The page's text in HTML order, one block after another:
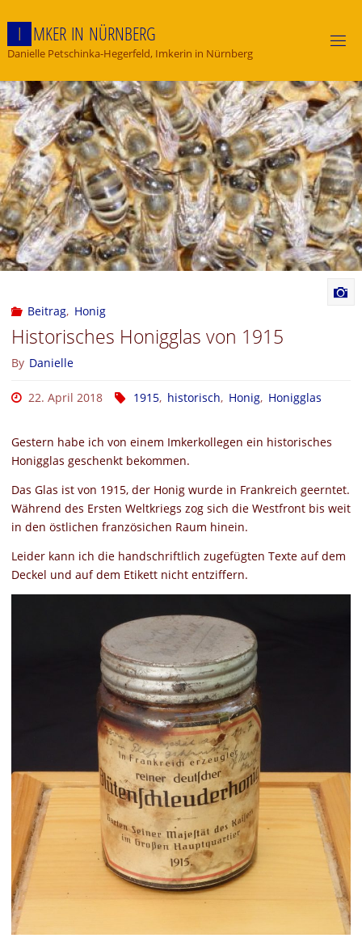
to
content
I MKER IN NÜRNBERG
Danielle Petschinka-Hegerfeld, Imkerin in Nürnberg
Beitrag, Honig
Historisches Honigglas von 1915
By Danielle
22. April 2018 1915, historisch, Honig, Honigglas
Gestern habe ich von einem Imkerkollegen ein historisches
Honigglas geschenkt bekommen.
Das Glas ist von 1915, der Honig wurde in Frankreich geerntet.
Während des Ersten Weltkriegs zog sich die Westfront bis weit
in den östlichen französichen Raum hinein.
Leider kann ich die handschriftlich zugefügten Texte auf dem
Deckel und auf dem Etikett nicht entziffern.